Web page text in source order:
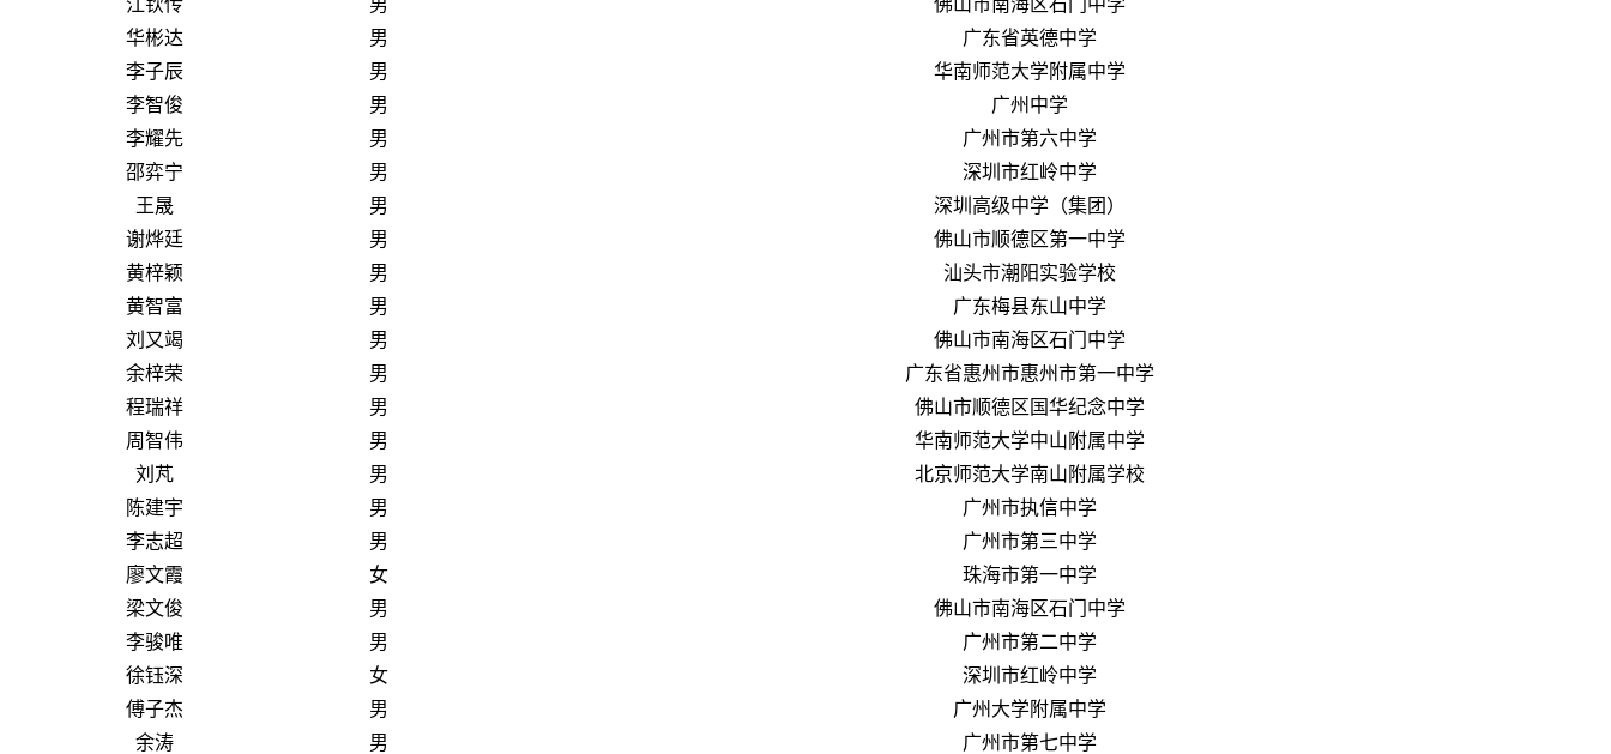
华彬达
男
广东省英德中学
李子辰
男
华南师范大学附属中学
李智俊
男
广州中学
李耀先
男
广州市第六中学
邵弈宁
男
深圳市红岭中学
王晟
男
深圳高级中学（集团）
谢烨廷
男
佛山市顺德区第一中学
黄梓颖
男
汕头市潮阳实验学校
黄智富
男
广东梅县东山中学
刘又竭
男
佛山市南海区石门中学
余梓荣
男
广东省惠州市惠州市第一中学
程瑞祥
男
佛山市顺德区国华纪念中学
周智伟
男
华南师范大学中山附属中学
刘芃
男
北京师范大学南山附属学校
陈建宇
男
广州市执信中学
李志超
男
广州市第三中学
廖文霞
女
珠海市第一中学
梁文俊
男
佛山市南海区石门中学
李骏唯
男
广州市第二中学
徐钰深
女
深圳市红岭中学
傅子杰
男
广州大学附属中学
余涛
男
广州市第七中学